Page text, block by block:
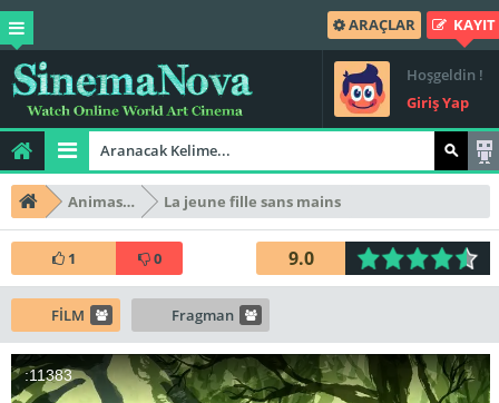
ARAÇLAR KAYIT
Hoşgeldin !
Giriş Yap
Animasyon La jeune fille sans mains
1 0 9.0
FİLM Fragman